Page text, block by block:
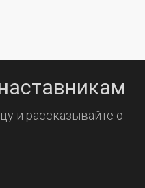
и рассказывайте о